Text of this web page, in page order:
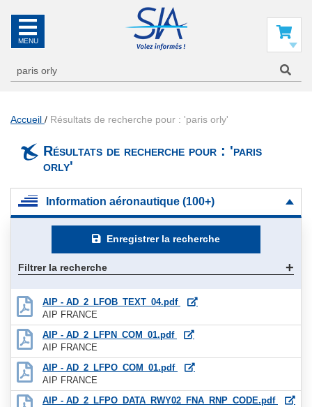
Accueil Résultats de recherche pour : 'paris orly'
Résultats de recherche pour : 'paris
orly'
Information aéronautique (100+)
Enregistrer la recherche
Filtrer la recherche
AIP - AD_2_LFOB_TEXT_04.pdf
AIP FRANCE
AIP - AD_2_LFPN_COM_01.pdf
AIP FRANCE
AIP - AD_2_LFPO_COM_01.pdf
AIP FRANCE
AIP - AD_2_LFPO_DATA_RWY02_FNA_RNP_CODE.pdf